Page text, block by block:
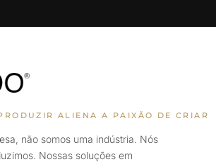
ALIENA A PAIXÃO DE CRIAR
não somos uma indústria. Nós
Nossas soluções em